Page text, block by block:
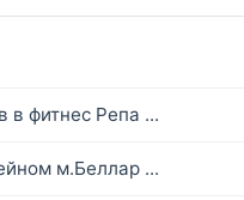
в фитнес Репа ...
м.Беллар ...